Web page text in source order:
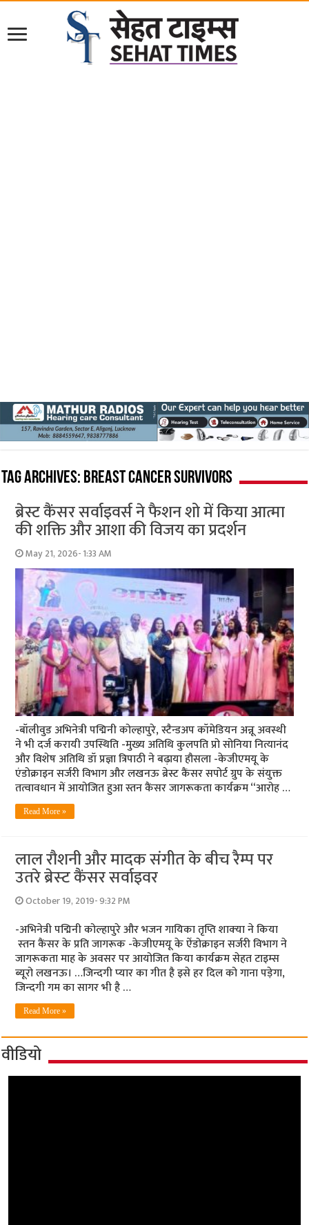
Tag Archives: Breast Cancer Survivors
ब्रेस्ट कैंसर सर्वाइवर्स ने फैशन शो में किया आत्मा
की शक्ति और आशा की विजय का प्रदर्शन
May 21, 2026- 1:33 AM
-बॉलीवुड अभिनेत्री पद्मिनी कोल्हापुरे, स्टैन्डअप कॉमेडियन अन्नू अवस्थी
ने भी दर्ज करायी उपस्थिति -मुख्य अतिथि कुलपति प्रो सोनिया नित्यानंद
और विशेष अतिथि डॉ प्रज्ञा त्रिपाठी ने बढ़ाया हौसला -केजीएमयू के
एंडोक्राइन सर्जरी विभाग और लखनऊ ब्रेस्ट कैंसर सपोर्ट ग्रुप के संयुक्त
तत्वावधान में आयोजित हुआ स्तन कैंसर जागरूकता कार्यक्रम “आरोह …
Read More »
लाल रौशनी और मादक संगीत के बीच रैम्‍प पर
उतरे ब्रेस्‍ट कैंसर सर्वाइवर
October 19, 2019- 9:32 PM
-अभिनेत्री पद्मिनी कोल्‍हापुरे और भजन गायिका तृप्ति शाक्‍या ने किया
स्‍तन कैंसर के प्रति जागरूक -केजीएमयू के ऐंडोक्राइन सर्जरी विभाग ने
जागरूकता माह के अवसर पर आयोजित किया कार्यक्रम सेहत टाइम्‍स
ब्‍यूरो लखनऊ। …जिन्‍दगी प्‍यार का गीत है इसे हर दिल को गाना पड़ेगा,
जिन्‍दगी गम का सागर भी है …
Read More »
वीडियो